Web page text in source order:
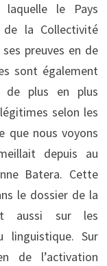
laquelle le Pays
la Collectivité
preuves en de
sont également
de plus en plus
selon les
que nous voyons
depuis au
Batera. Cette
le dossier de la
et aussi sur les
linguistique. Sur
de l’activation